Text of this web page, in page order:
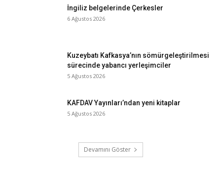
İngiliz belgelerinde Çerkesler
6 Ağustos 2026
Kuzeybatı Kafkasya’nın sömürgeleştirilmesi
sürecinde yabancı yerleşimciler
5 Ağustos 2026
KAFDAV Yayınları’ndan yeni kitaplar
5 Ağustos 2026
Devamını Göster